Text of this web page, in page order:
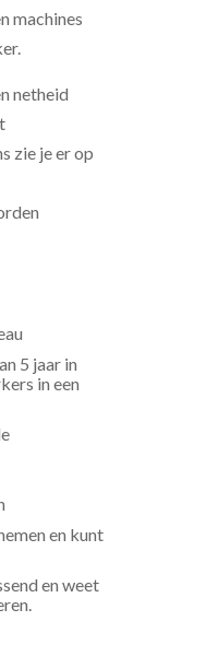
machines
netheid
zie je er op
5 jaar in
in een
en kunt
en weet